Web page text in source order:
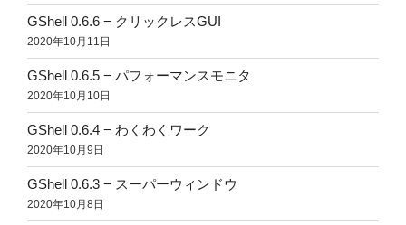
GShell 0.6.6 − クリックレスGUI
2020年10月11日
GShell 0.6.5 − パフォーマンスモニタ
2020年10月10日
GShell 0.6.4 − わくわくワーク
2020年10月9日
GShell 0.6.3 − スーパーウィンドウ
2020年10月8日